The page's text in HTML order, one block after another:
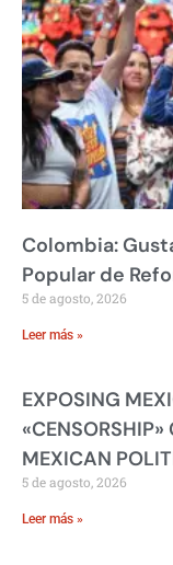
Colombia:
Popular de
5 de agosto, 2026
Leer más »
EXPOSING
MEXICAN
5 de agosto, 2026
Leer más »